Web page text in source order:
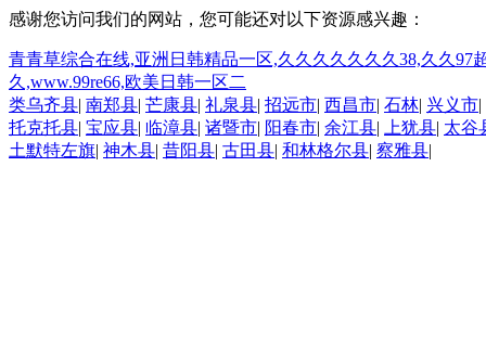
感谢您访问我们的网站，您可能还对以下资源感兴趣：
青青草综合在线,亚洲日韩精品一区,久久久久久久久38,久久
久,www.99re66,欧美日韩一区二
类乌齐县| 南郑县| 芒康县| 礼泉县| 招远市| 西昌市| 石林| 兴义市|
托克托县| 宝应县| 临漳县| 诸暨市| 阳春市| 余江县| 上犹县| 太谷
土默特左旗| 神木县| 昔阳县| 古田县| 和林格尔县| 察雅县|